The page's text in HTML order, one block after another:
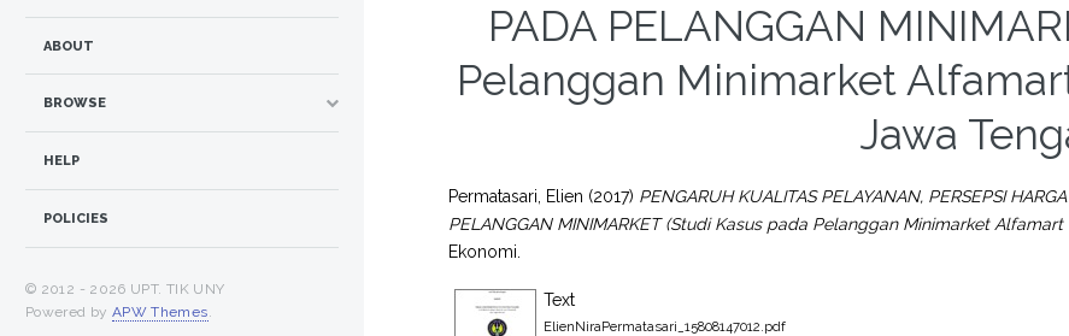
PADA PELANGGAN
Pelanggan Minimarket
Jawa
Permatasari, Elien (2017) PENGARUH KUALITAS PELAYANAN, PERSEPSI
PELANGGAN MINIMARKET (Studi Kasus pada Pelanggan Minimarket
Ekonomi.
Text
ElienNiraPermatasari_15808147012.pdf
ABOUT
BROWSE
HELP
POLICIES
© 2012 - 2026 UPT. TIK UNY
Powered by APW Themes